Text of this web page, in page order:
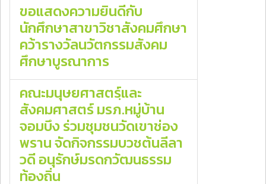
ขอแสดงความยินดีกับ
นักศึกษาสาขาวิชาสังคมศึกษา
คว้ารางวัลนวัตกรรมสังคม
ศึกษาบูรณาการ
คณะมนุษยศาสตรฺ์และ
สังคมศาสตร์ มรภ.หมู่บ้าน
จอมบึง ร่วมชุมชนวัดเขาช่อง
พราน จัดกิจกรรมบวชต้นลีลา
วดี อนุรักษ์มรดกวัฒนธรรม
ท้องถิ่น